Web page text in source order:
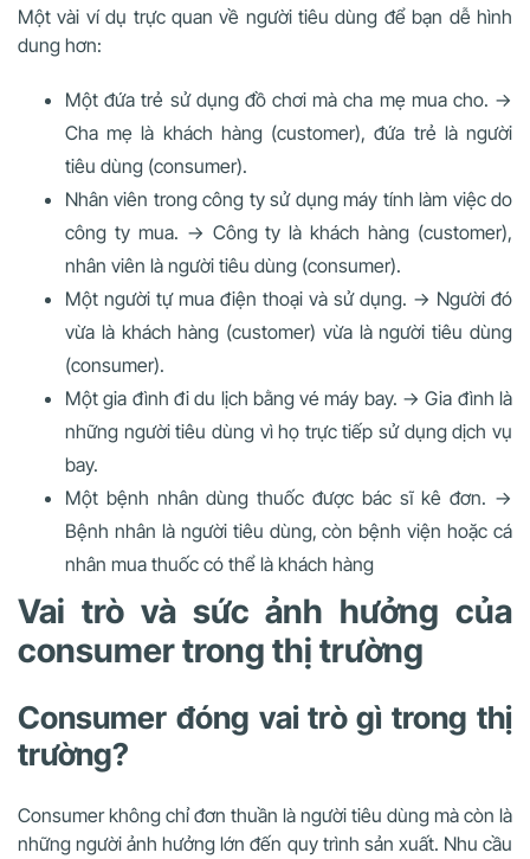
Một vài ví dụ trực quan về người tiêu dùng để bạn dễ hình
dung hơn:
Một đứa trẻ sử dụng đồ chơi mà cha mẹ mua cho. →
Cha mẹ là khách hàng (customer), đứa trẻ là người
tiêu dùng (consumer).
Nhân viên trong công ty sử dụng máy tính làm việc do
công ty mua. → Công ty là khách hàng (customer),
nhân viên là người tiêu dùng (consumer).
Một người tự mua điện thoại và sử dụng. → Người đó
vừa là khách hàng (customer) vừa là người tiêu dùng
(consumer).
Một gia đình đi du lịch bằng vé máy bay. → Gia đình là
những người tiêu dùng vì họ trực tiếp sử dụng dịch vụ
bay.
Một bệnh nhân dùng thuốc được bác sĩ kê đơn. →
Bệnh nhân là người tiêu dùng, còn bệnh viện hoặc cá
nhân mua thuốc có thể là khách hàng
Vai trò và sức ảnh hưởng của
consumer trong thị trường
Consumer đóng vai trò gì trong thị
trường?
Consumer không chỉ đơn thuần là người tiêu dùng mà còn là
những người ảnh hưởng lớn đến quy trình sản xuất. Nhu cầu